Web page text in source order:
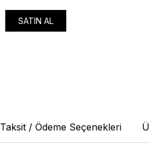
SATIN AL
Taksit / Ödeme Seçenekleri